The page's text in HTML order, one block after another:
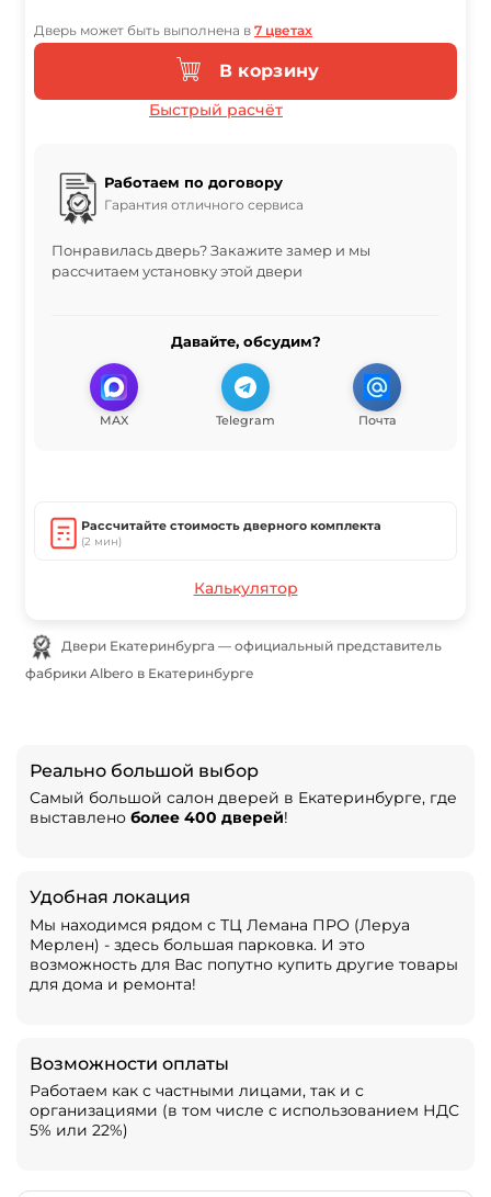
Дверь может быть выполнена в 7 цветах
В корзину
Быстрый расчёт
Работаем по договору
Гарантия отличного сервиса
Понравилась дверь? Закажите замер и мы
рассчитаем установку этой двери
Давайте, обсудим?
MAX Telegram Почта
Рассчитайте стоимость дверного комплекта
(2 мин)
Калькулятор
фабрики Albero в Екатеринбурге
Реально большой выбор
Самый большой салон дверей в Екатеринбурге, где
выставлено более 400 дверей!
Удобная локация
Мы находимся рядом с ТЦ Лемана ПРО (Леруа
Мерлен) - здесь большая парковка. И это
возможность для Вас попутно купить другие товары
для дома и ремонта!
Возможности оплаты
Работаем как с частными лицами, так и с
организациями (в том числе с использованием НДС
5% или 22%)